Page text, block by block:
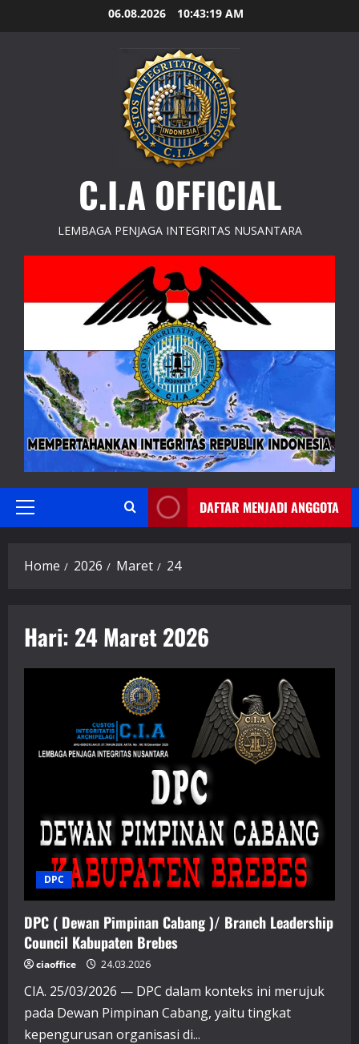
to
06.08.2026 10:43:20 AM
C.I.A OFFICIAL
LEMBAGA PENJAGA INTEGRITAS NUSANTARA
Primary
DAFTAR MENJADI ANGGOTA
Home 2026 Maret 24
Hari: 24 Maret 2026
DPC
DPC ( Dewan Pimpinan Cabang )/ Branch Leadership
Council Kabupaten Brebes
ciaoffice 24.03.2026
CIA. 25/03/2026 — DPC dalam konteks ini merujuk
pada Dewan Pimpinan Cabang, yaitu tingkat
kepengurusan organisasi di...